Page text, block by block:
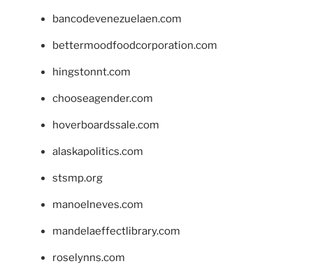
bancodevenezuelaen.com
bettermoodfoodcorporation.com
hingstonnt.com
chooseagender.com
hoverboardssale.com
alaskapolitics.com
stsmp.org
manoelneves.com
mandelaeffectlibrary.com
roselynns.com